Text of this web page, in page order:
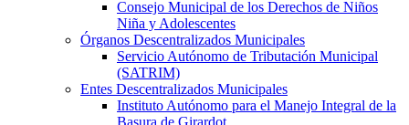
Consejo Municipal de los Derechos de Niños
Niña y Adolescentes
Órganos Descentralizados Municipales
Servicio Autónomo de Tributación Municipal
(SATRIM)
Entes Descentralizados Municipales
Instituto Autónomo para el Manejo Integral de la
Basura de Girardot